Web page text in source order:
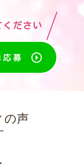
ください
の声